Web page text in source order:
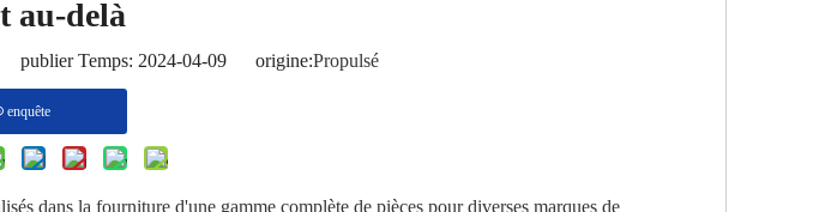
au-delà
Temps: 2024-04-09 origine:Propulsé
enquête
dans la fourniture d'une gamme complète de pièces pour diverses marques de